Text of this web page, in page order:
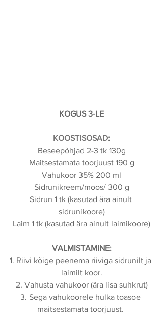
KOGUS 3-LE
KOOSTISOSAD:
Beseepõhjad 2-3 tk 130g
Maitsestamata toorjuust 190 g
Vahukoor 35% 200 ml
Sidrunikreem/moos/ 300 g
Sidrun 1 tk (kasutad ära ainult
sidrunikoore)
Laim 1 tk (kasutad ära ainult laimikoore)
VALMISTAMINE:
1. Riivi kõige peenema riiviga sidrunilt ja
laimilt koor.
2. Vahusta vahukoor (ära lisa suhkrut)
3. Sega vahukoorele hulka toasoe
maitsestamata toorjuust.